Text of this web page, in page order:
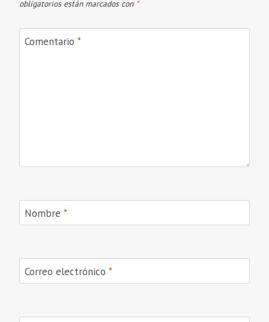
obligatorios están marcados con *
Comentario *
Nombre *
Correo electrónico *